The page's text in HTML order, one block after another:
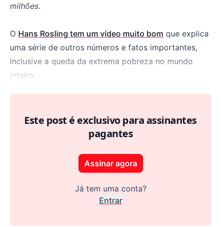
milhões.
O Hans Rosling tem um vídeo muito bom que explica
uma série de outros números e fatos importantes,
inclusive a queda da extrema pobreza no mundo
inteiro.
Este post é exclusivo para assinantes
pagantes
Assinar agora
Já tem uma conta?
Entrar